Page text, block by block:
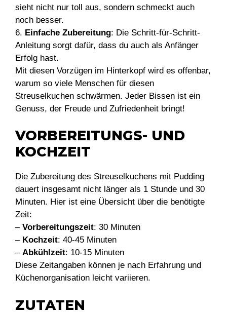
sieht nicht nur toll aus, sondern schmeckt auch
noch besser.
6. Einfache Zubereitung: Die Schritt-für-Schritt-
Anleitung sorgt dafür, dass du auch als Anfänger
Erfolg hast.
Mit diesen Vorzügen im Hinterkopf wird es offenbar,
warum so viele Menschen für diesen
Streuselkuchen schwärmen. Jeder Bissen ist ein
Genuss, der Freude und Zufriedenheit bringt!
VORBEREITUNGS- UND
KOCHZEIT
Die Zubereitung des Streuselkuchens mit Pudding
dauert insgesamt nicht länger als 1 Stunde und 30
Minuten. Hier ist eine Übersicht über die benötigte
Zeit:
– Vorbereitungszeit: 30 Minuten
– Kochzeit: 40-45 Minuten
– Abkühlzeit: 10-15 Minuten
Diese Zeitangaben können je nach Erfahrung und
Küchenorganisation leicht variieren.
ZUTATEN